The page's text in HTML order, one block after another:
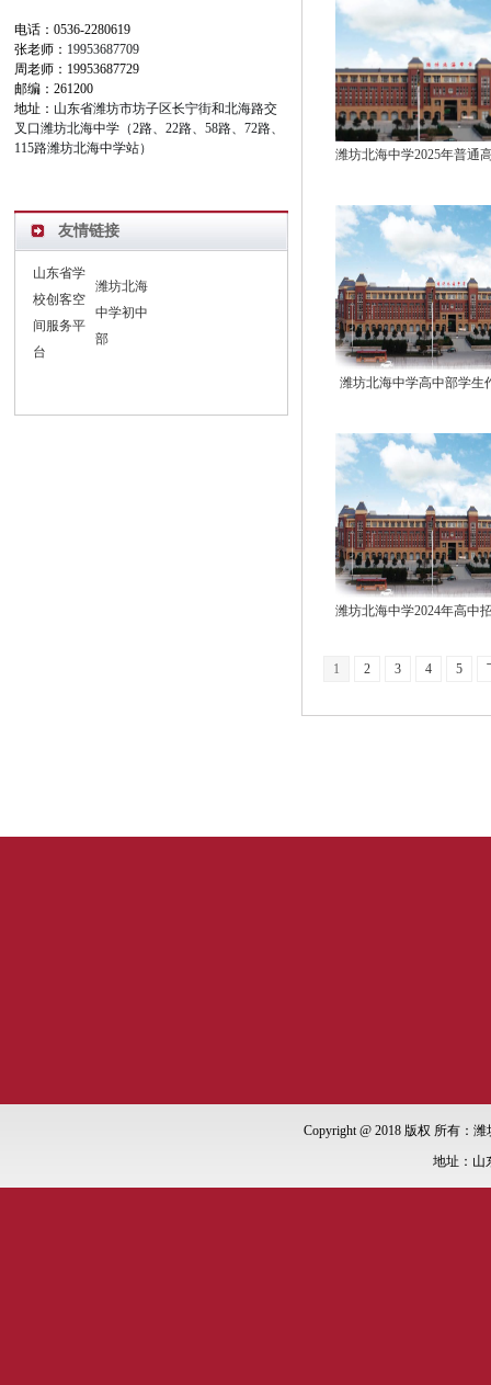
潍坊北海中学高中部学生
1 2 3 4 5
电话：0536-2280619
张老师： 19953687709
周老师：19953687729
邮编：261200
地址： 山东省潍坊市坊子区长宁街和北海路交
叉口潍坊北海中学（2路、22路、58路、72路、
115路潍坊北海中学站）
友情链接
山东省学
校创客空
间服务平
台
潍坊北海
中学初中
部
Copyright @ 2018 版权 所有：
地址：山